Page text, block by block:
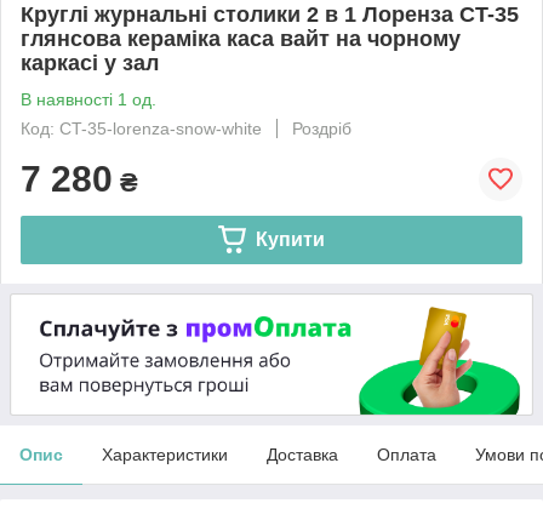
Круглі журнальні столики 2 в 1 Лоренза CT-35
глянсова кераміка каса вайт на чорному
каркасі у зал
В наявності 1 од.
Код: CT-35-lorenza-snow-white
Роздріб
7 280 ₴
Купити
Опис Характеристики Доставка Оплата Умови